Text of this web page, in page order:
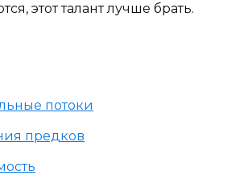
этот талант лучше брать.
потоки
предков